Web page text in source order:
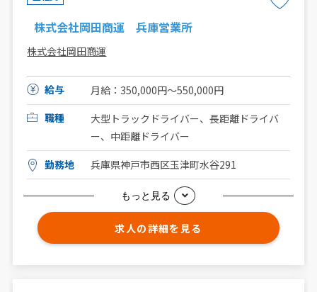
株式会社岡田商運 兵庫営業所
株式会社岡田商運
給与
月給：350,000円～550,000円
職種
大型トラックドライバー、長距離ドライバ
ー、中距離ドライバー
勤務地
兵庫県神戸市西区玉津町水谷291
もっと見る
求人の詳細を見る